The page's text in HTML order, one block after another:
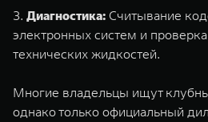
Диагностика: Считывание
электронных систем и
технических жидкостей.
Многие владельцы ищут
однако только официальный